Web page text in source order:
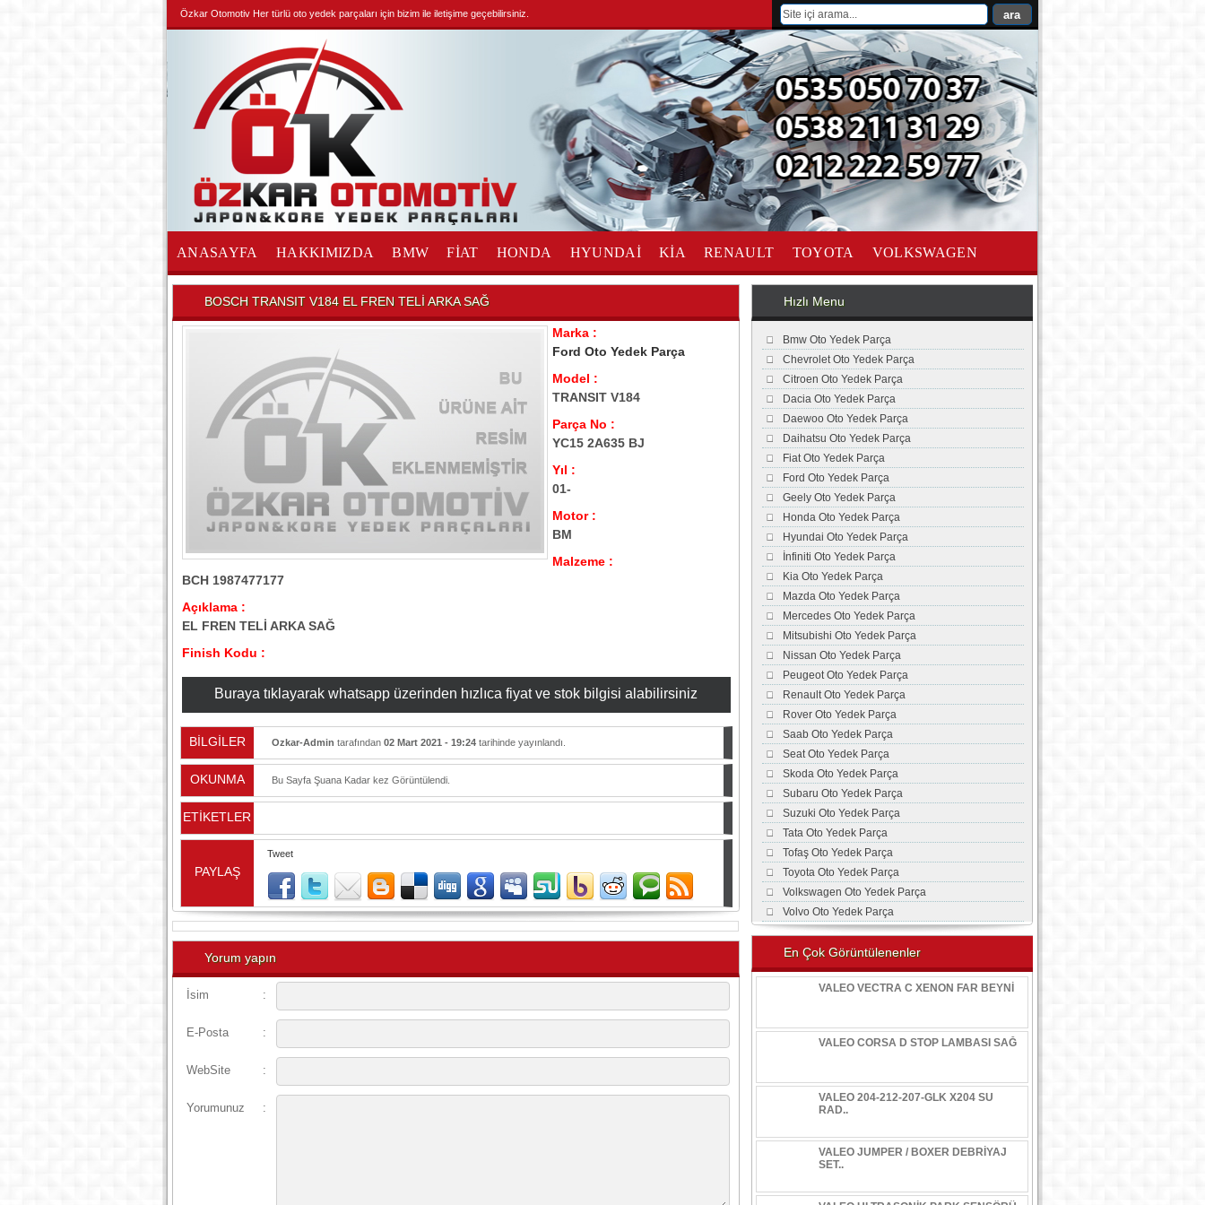
Özkar Otomotiv Her türlü oto yedek parçaları için bizim ile iletişime geçebilirsiniz.
ANASAYFA HAKKIMIZDA BMW FİAT HONDA HYUNDAİ KİA RENAULT TOYOTA VOLKSWAGEN
İLETİŞİM
BOSCH TRANSIT V184 EL FREN TELİ ARKA SAĞ
Marka :
Ford Oto Yedek Parça
Model :
TRANSIT V184
Parça No :
YC15 2A635 BJ
Yıl :
01-
Motor :
BM
Malzeme :
BCH 1987477177
Açıklama :
EL FREN TELİ ARKA SAĞ
Finish Kodu :
Buraya tıklayarak whatsapp üzerinden hızlıca fiyat ve stok bilgisi alabilirsiniz
BİLGİLER Ozkar-Admin tarafından 02 Mart 2021 - 19:24tarihinde yayınlandı.
OKUNMA Bu Sayfa Şuana Kadar kez Görüntülendi.
ETİKETLER
PAYLAŞ
Tweet
Yorum yapın
İsim :
E-Posta :
WebSite :
Yorumunuz :
Hızlı Menu
Bmw Oto Yedek Parça
Chevrolet Oto Yedek Parça
Citroen Oto Yedek Parça
Dacia Oto Yedek Parça
Daewoo Oto Yedek Parça
Daihatsu Oto Yedek Parça
Fiat Oto Yedek Parça
Ford Oto Yedek Parça
Geely Oto Yedek Parça
Honda Oto Yedek Parça
Hyundai Oto Yedek Parça
İnfiniti Oto Yedek Parça
Kia Oto Yedek Parça
Mazda Oto Yedek Parça
Mercedes Oto Yedek Parça
Mitsubishi Oto Yedek Parça
Nissan Oto Yedek Parça
Peugeot Oto Yedek Parça
Renault Oto Yedek Parça
Rover Oto Yedek Parça
Saab Oto Yedek Parça
Seat Oto Yedek Parça
Skoda Oto Yedek Parça
Subaru Oto Yedek Parça
Suzuki Oto Yedek Parça
Tata Oto Yedek Parça
Tofaş Oto Yedek Parça
Toyota Oto Yedek Parça
Volkswagen Oto Yedek Parça
Volvo Oto Yedek Parça
En Çok Görüntülenenler
VALEO VECTRA C XENON FAR BEYNİ
VALEO CORSA D STOP LAMBASI SAĞ
VALEO 204-212-207-GLK X204 SU
RAD..
VALEO JUMPER / BOXER DEBRİYAJ
SET..